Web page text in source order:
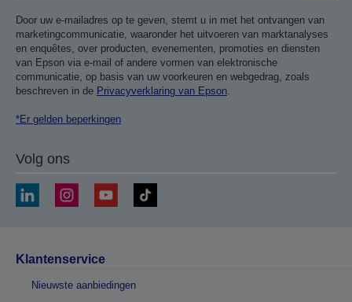
Door uw e-mailadres op te geven, stemt u in met het ontvangen van
marketingcommunicatie, waaronder het uitvoeren van marktanalyses
en enquêtes, over producten, evenementen, promoties en diensten
van Epson via e-mail of andere vormen van elektronische
communicatie, op basis van uw voorkeuren en webgedrag, zoals
beschreven in de Privacyverklaring van Epson.
*Er gelden beperkingen
Volg ons
Klantenservice
Nieuwste aanbiedingen